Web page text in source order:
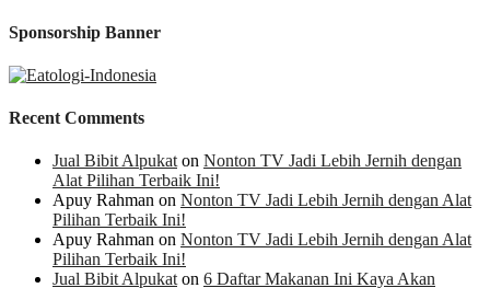
Sponsorship Banner
Recent Comments
Jual Bibit Alpukat on Nonton TV Jadi Lebih Jernih dengan
Alat Pilihan Terbaik Ini!
Apuy Rahman on Nonton TV Jadi Lebih Jernih dengan Alat
Pilihan Terbaik Ini!
Apuy Rahman on Nonton TV Jadi Lebih Jernih dengan Alat
Pilihan Terbaik Ini!
Jual Bibit Alpukat on 6 Daftar Makanan Ini Kaya Akan